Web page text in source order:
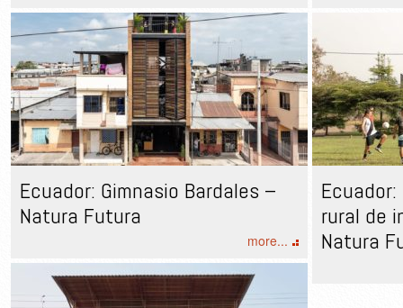
Ecuador: Gimnasio Bardales –
Natura Futura
more...
rural de
Natura